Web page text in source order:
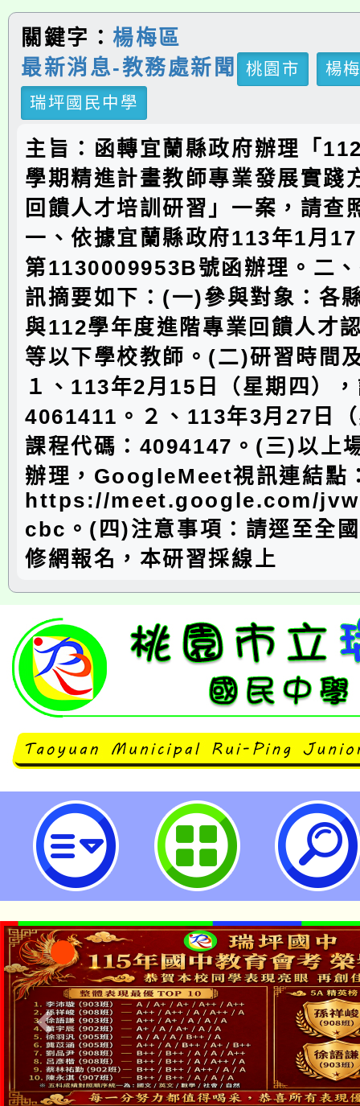
關鍵字： 楊梅區
最新消息-教務處新聞
桃園市
楊
瑞坪國民中學
主旨：函轉宜蘭縣政府辦理「
學期精進計畫教師專業發展實踐
回饋人才培訓研習」一案，請查
一、依據宜蘭縣政府113年1月
第1130009953B號函辦理。二
訊摘要如下：(一)參與對象：各
與112學年度進階專業回饋人才
等以下學校教師。(二)研習時間
１、113年2月15日（星期四）
4061411。２、113年3月27日
課程代碼：4094147。(三)以上
辦理，GoogleMeet視訊連結點
https://meet.google.com/
cbc。(四)注意事項：請逕至全
修網報名，本研習採線上
112學年度第二學期精進計畫教師
案進階專業回饋人才培訓研習-桃
「本色祭」8/29、30在